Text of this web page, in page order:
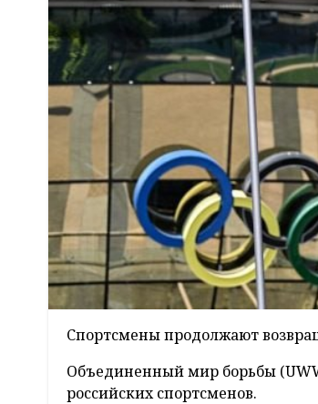
Спортсмены продолжают
Объединенный мир борьбы
российских спортсменов.